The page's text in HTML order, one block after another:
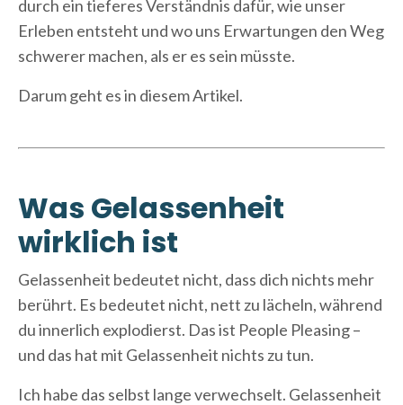
durch ein tieferes Verständnis dafür, wie unser
Erleben entsteht und wo uns Erwartungen den Weg
schwerer machen, als er es sein müsste.
Darum geht es in diesem Artikel.
Was Gelassenheit
wirklich ist
Gelassenheit bedeutet nicht, dass dich nichts mehr
berührt. Es bedeutet nicht, nett zu lächeln, während
du innerlich explodierst. Das ist People Pleasing –
und das hat mit Gelassenheit nichts zu tun.
Ich habe das selbst lange verwechselt. Gelassenheit